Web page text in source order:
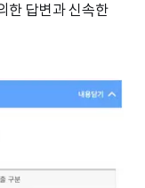
한 답변과 신속한